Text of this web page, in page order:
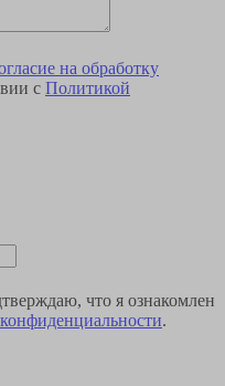
на обработку
с Политикой
что я ознакомлен
.